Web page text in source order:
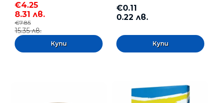
€4.25
8.31 лв.
€7.85
15.35 лв.
€0.11
0.22 лв.